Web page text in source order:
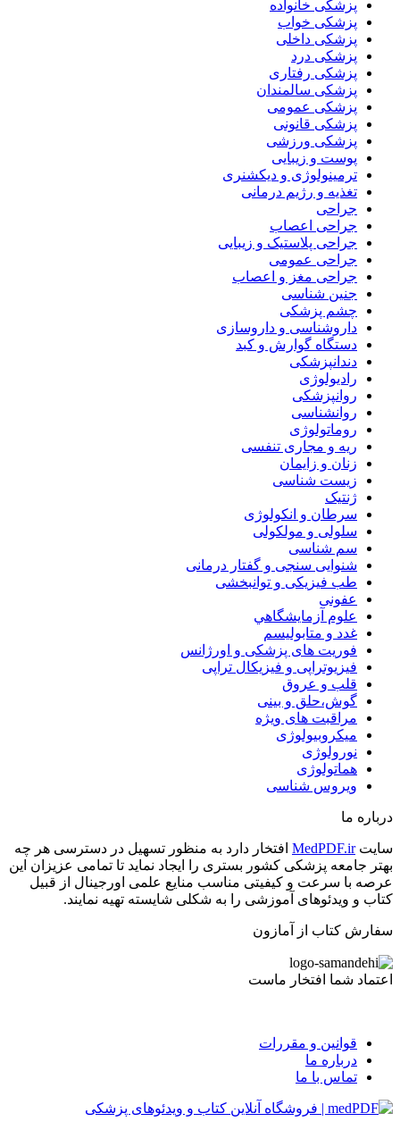
پزشکی خانواده
پزشکی خواب
پزشکی داخلی
پزشکی درد
پزشکی رفتاری
پزشکی سالمندان
پزشکی عمومی
پزشکی قانونی
پزشکی ورزشی
پوست و زیبایی
ترمینولوژی و دیکشنری
تغذیه و رژیم درمانی
جراحی
جراحی اعصاب
جراحی پلاستیک و زیبایی
جراحی عمومی
جراحی مغز و اعصاب
جنین شناسی
چشم پزشکی
داروشناسی و داروسازی
دستگاه گوارش و کبد
دندانپزشکی
رادیولوژی
روانپزشکی
روانشناسی
روماتولوژی
ریه و مجاری تنفسی
زنان و زایمان
زیست شناسی
ژنتیک
سرطان و انکولوژی
سلولی و مولکولی
سم شناسی
شنوایی سنجی و گفتار درمانی
طب فیزیکی و توانبخشی
عفونی
علوم آزمايشگاهي
غدد و متابولیسم
فوریت های پزشکی و اورژانس
فیزیوتراپی و فیزیکال تراپی
قلب و عروق
گوش،حلق و بینی
مراقبت های ویژه
میکروبیولوژی
نورولوژی
هماتولوژی
ویروس شناسی
درباره ما
سایتMedPDF.ir افتخار دارد به منظور تسهیل در دسترسی هر چه
بهتر جامعه پزشکی کشور بستری را ایجاد نماید تا تمامی عزیزان این
عرصه با سرعت و کیفیتی مناسب منایع علمی اورجینال از قبیل
کتاب و ویدئوهای آموزشی را به شکلی شایسته تهیه نمایند.
سفارش کتاب از آمازون
اعتماد شما افتخار ماست
قوانین و مقررات
درباره ما
تماس با ما